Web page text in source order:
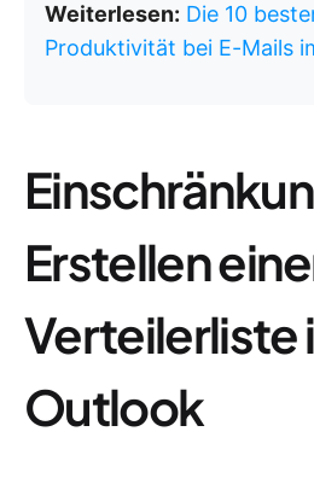
Weiterlesen: Die 10
Produktivität bei E-Mails
Erstellen
Verteilerliste
Outlook